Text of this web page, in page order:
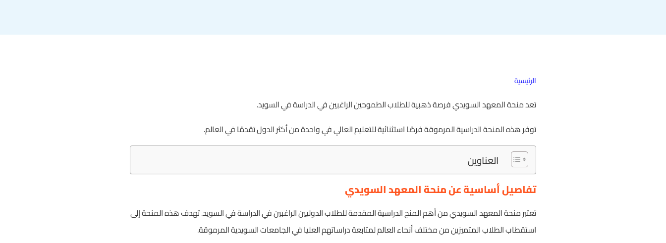
الرئيسية
تعد منحة المعهد السويدي فرصة ذهبية للطلاب الطموحين الراغبين في الدراسة في السويد.
توفر هذه المنحة الدراسية المرموقة فرصًا استثنائية للتعليم العالي في واحدة من أكثر الدول تقدمًا في العالم.
العناوين
تفاصيل أساسية عن منحة المعهد السويدي
تعتبر منحة المعهد السويدي من أهم المنح الدراسية المقدمة للطلاب الدوليين الراغبين في الدراسة في السويد. تهدف هذه المنحة إلى
استقطاب الطلاب المتميزين من مختلف أنحاء العالم لمتابعة دراساتهم العليا في الجامعات السويدية المرموقة.